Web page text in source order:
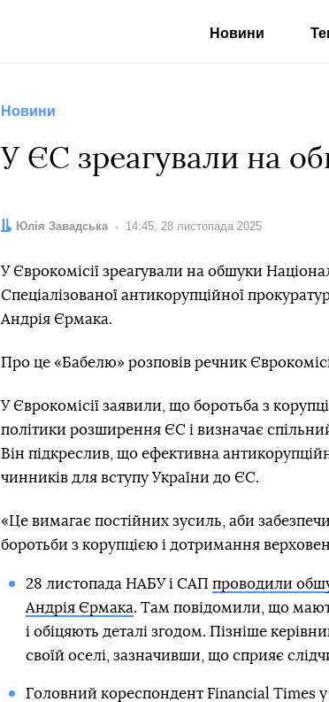
Новини
Новини
У ЄС зреагували на
Автор:
Юлія Завадська Дата:
14:45, 28 листопада 2025
У Єврокомісії зреагували на обшуки
Спеціалізованої антикорупційної
Андрія Єрмака.
Про це «Бабелю» розповів речник
У Єврокомісії заявили, що боротьба з
політики розширення ЄС і визначає
Він підкреслив, що ефективна
чинників для вступу України до ЄС.
«Це вимагає постійних зусиль, аби
боротьби з корупцією і дотримання
28 листопада НАБУ і САП проводили
Андрія Єрмака. Там повідомили, що
і обіцяють деталі згодом. Пізніше
своїй оселі, зазначивши, що сприяє
Головний кореспондент Financial Times